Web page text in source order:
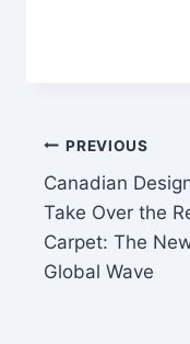
Post
PREVIOUS
Canadian
Take Over the
Carpet: The
Global Wave